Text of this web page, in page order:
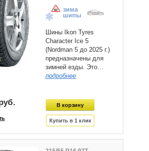
зима
шипы
Шины Ikon Tyres
Character Ice 5
(Nordman 5 до 2025 г.)
предназначены для
зимней езды. Это…
подробнее